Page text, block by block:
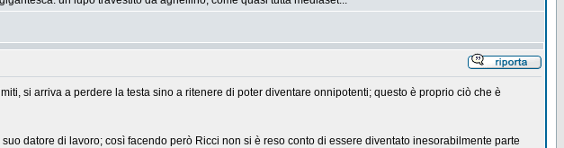
si arriva a perdere la testa sino a ritenere di poter diventare onnipotenti; questo è proprio ciò che è
datore di lavoro; così facendo però Ricci non si è reso conto di essere diventato inesorabilmente parte